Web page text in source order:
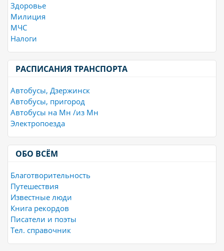
Здоровье
Милиция
МЧС
Налоги
РАСПИСАНИЯ ТРАНСПОРТА
Автобусы, Дзержинск
Автобусы, пригород
Автобусы на Мн /из Мн
Электропоезда
ОБО ВСЁМ
Благотворительность
Путешествия
Известные люди
Книга рекордов
Писатели и поэты
Тел. справочник